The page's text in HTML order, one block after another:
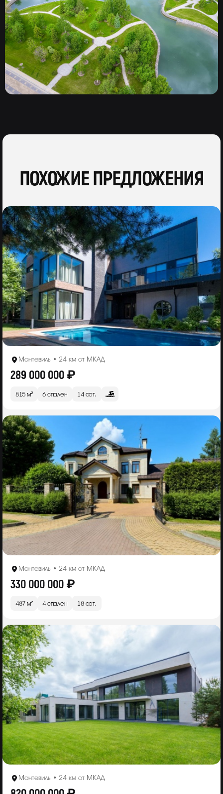
ПОХОЖИЕ ПРЕДЛОЖЕНИЯ
Монтевиль • 24 км от МКАД
289 000 000 ₽
815 м² 6 спален 14 сот.
Монтевиль • 24 км от МКАД
330 000 000 ₽
487 м² 4 спален 18 сот.
Монтевиль • 24 км от МКАД